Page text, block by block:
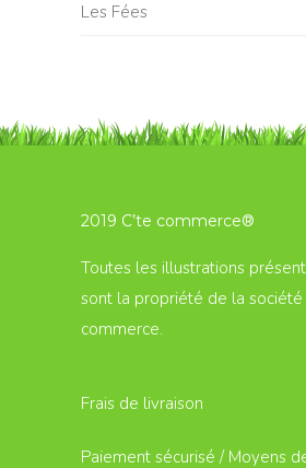
Les Fées
2019 C’te commerce®
Toutes les illustrations
sont la propriété de la société
commerce.
Frais de livraison
Paiement sécurisé / Moyens